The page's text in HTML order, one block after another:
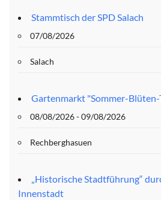
Stammtisch der SPD Salach
07/08/2026
Salach
Gartenmarkt "Sommer-Blüten-
08/08/2026 - 09/08/2026
Rechberghasuen
„Historische Stadtführung“
Innenstadt